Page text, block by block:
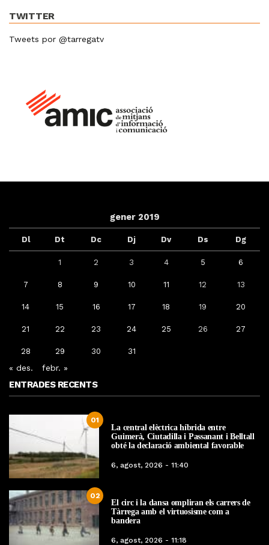
TWITTER
Tweets por @tarregatv
gener 2019
Dl Dt Dc Dj Dv Ds Dg
1 2 3 4 5 6
7 8 9 10 11 12 13
14 15 16 17 18 19 20
21 22 23 24 25 26 27
28 29 30 31
« des. febr. »
ENTRADES RECENTS
01
La central elèctrica híbrida entre
Guimerà, Ciutadilla i Passanant i Belltall
obté la declaració ambiental favorable
6, agost, 2026 - 11:40
02
El circ i la dansa ompliran els carrers de
Tàrrega amb el virtuosisme com a
bandera
6, agost, 2026 - 11:18